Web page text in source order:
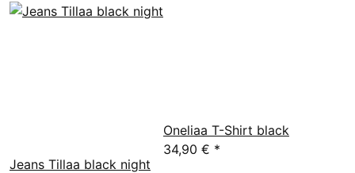
Jeans Tillaa black night
Oneliaa T-Shirt black
34,90 € *